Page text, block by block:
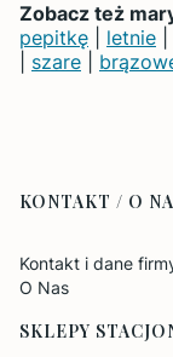
Zobacz też
pepitkę
letnie
szare
Linki w
KONTAKT / O
Kontakt i dane
O Nas
SKLEPY